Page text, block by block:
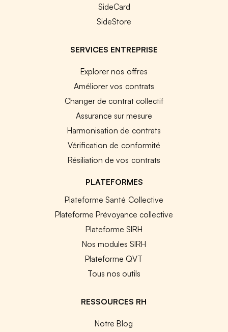
SideCard
SideStore
SERVICES ENTREPRISE
Explorer nos offres
Améliorer vos contrats
Changer de contrat collectif
Assurance sur mesure
Harmonisation de contrats
Vérification de conformité
Résiliation de vos contrats
PLATEFORMES
Plateforme Santé Collective
Plateforme Prévoyance collective
Plateforme SIRH
Nos modules SIRH
Plateforme QVT
Tous nos outils
RESSOURCES RH
Notre Blog